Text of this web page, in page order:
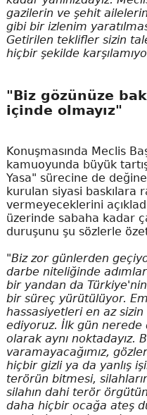
gazilerin ve şehit
gibi bir izlenim
Getirilen teklifler sizin
hiçbir şekilde
"Biz gözünüze
içinde olmayız"
Konuşmasında Meclis
kamuoyunda büyük
Yasa" sürecine de
kurulan siyasi baskılara
vermeyeceklerini
üzerinde sabaha kadar
duruşunu şu sözlerle
"Biz zor günlerden
darbe niteliğinde
bir yandan da
bir süreç yürütülüyor.
hassasiyetleri en az
ediyoruz. İlk gün
olarak aynı noktadayız.
varamayacağımız,
hiçbir gizli ya da yanlış
terörün bitmesi,
silahın dahi terör
daha hiçbir ocağa ateş